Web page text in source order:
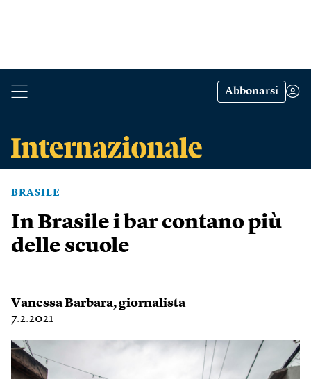
Abbonarsi
BRASILE
In Brasile i bar contano più
delle scuole
Vanessa Barbara, giornalista
7.2.2021